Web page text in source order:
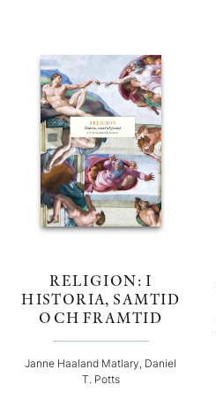
RELIGION: I
HISTORIA, SAMTID
OCH FRAMTID
Janne Haaland Matlary, Daniel
T. Potts